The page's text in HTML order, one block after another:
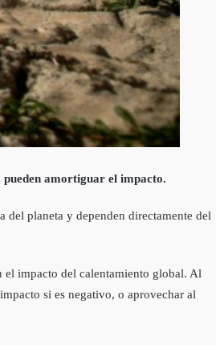
amortiguar el impacto.
del planeta y dependen directamente del
el impacto del calentamiento global. Al
si es negativo, o aprovechar al